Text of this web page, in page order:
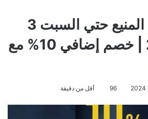
مجلة عروض المنيع حتي السبت 3
فبراير 2024 | خصم إضافي 10% مع
96 أقل من دقيقة